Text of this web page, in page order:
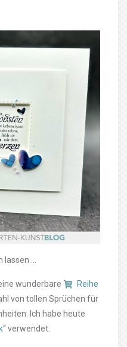
…
wunderbare
Reihe
von tollen Sprüchen für
Ich habe heute
“ verwendet.